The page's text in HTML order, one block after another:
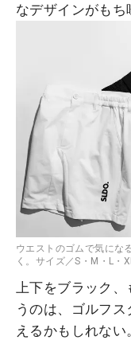
なデザインがもち
ウエストのゴムで気にな
く。サイズ／S・M・L
上下をブラック
うのは、ゴルフ
えるかもしれな